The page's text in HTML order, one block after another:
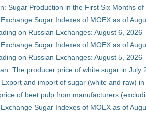
Sugar Production in the First Six Months of
Sugar Indexes of MOEX as of
on Russian Exchanges: August 6, 2026
Sugar Indexes of MOEX as of
on Russian Exchanges: August 5, 2026
The producer price of white sugar in July
and import of sugar (white and raw)
of beet pulp from manufacturers
Sugar Indexes of MOEX as of